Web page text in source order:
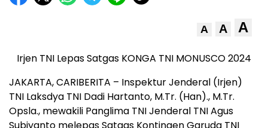
A A A
Irjen TNI Lepas Satgas KONGA TNI MONUSCO 2024
JAKARTA, CARIBERITA – Inspektur Jenderal (Irjen)
TNI Laksdya TNI Dadi Hartanto, M.Tr. (Han)., M.Tr.
Opsla., mewakili Panglima TNI Jenderal TNI Agus